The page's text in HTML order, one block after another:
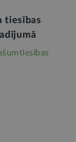
tiesības